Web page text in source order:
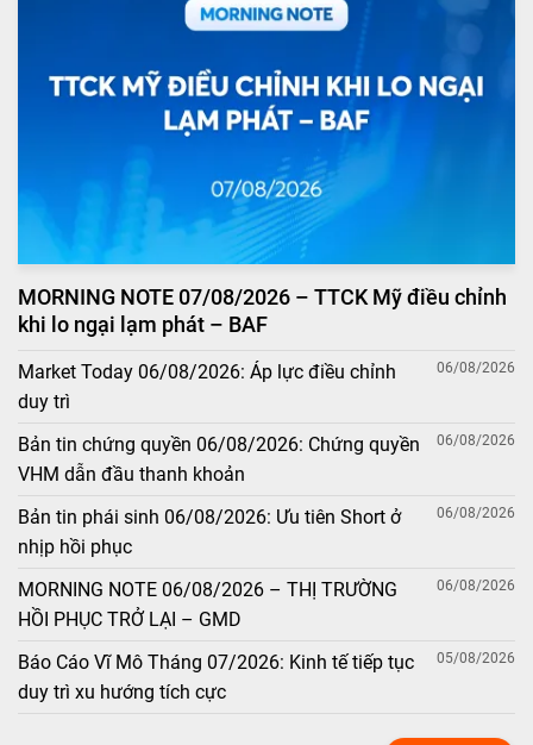
MORNING NOTE 07/08/2026 – TTCK Mỹ điều chỉnh
khi lo ngại lạm phát – BAF
Market Today 06/08/2026: Áp lực điều chỉnh
duy trì
06/08/2026
Bản tin chứng quyền 06/08/2026: Chứng quyền
VHM dẫn đầu thanh khoản
06/08/2026
Bản tin phái sinh 06/08/2026: Ưu tiên Short ở
nhịp hồi phục
06/08/2026
MORNING NOTE 06/08/2026 – THỊ TRƯỜNG
HỒI PHỤC TRỞ LẠI – GMD
06/08/2026
Báo Cáo Vĩ Mô Tháng 07/2026: Kinh tế tiếp tục
duy trì xu hướng tích cực
05/08/2026